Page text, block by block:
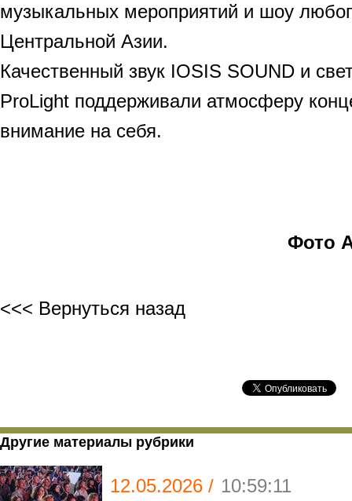
музыкальных мероприятий и шоу
Центральной Азии.
Качественный звук IOSIS SOUND и
ProLight поддерживали атмосферу
внимание на себя.
Фото
<<< Вернуться назад
Другие материалы рубрики
12.05.2026 / 10:59:11